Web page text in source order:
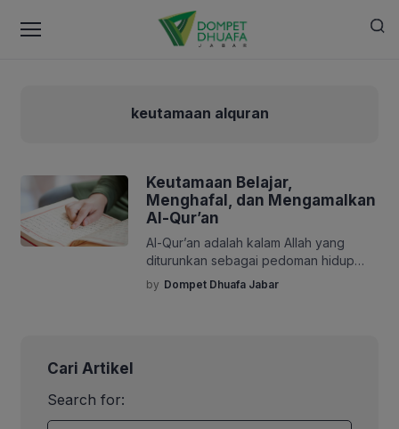
keutamaan alquran
Keutamaan Belajar,
Menghafal, dan Mengamalkan
Al-Qur’an
Al-Qur’an adalah kalam Allah yang
diturunkan sebagai pedoman hidup
bagi seluruh umat manusia. Di dalamnya
terkandung petunjuk, rahmat, serta
Belajar Al-Qur’an Rasulullah SAW
by Dompet Dhuafa Jabar
Cari Artikel
Search for: